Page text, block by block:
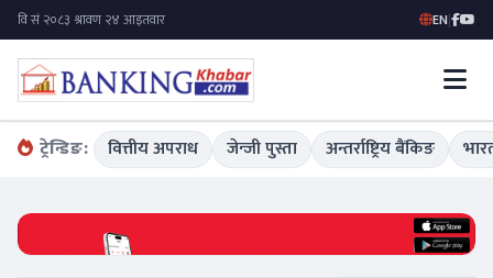
EN|
ट्रेन्डिङ: वित्तीय अपराध जेन्जी पुस्ता अन्तर्राष्ट्रिय बैंकिङ